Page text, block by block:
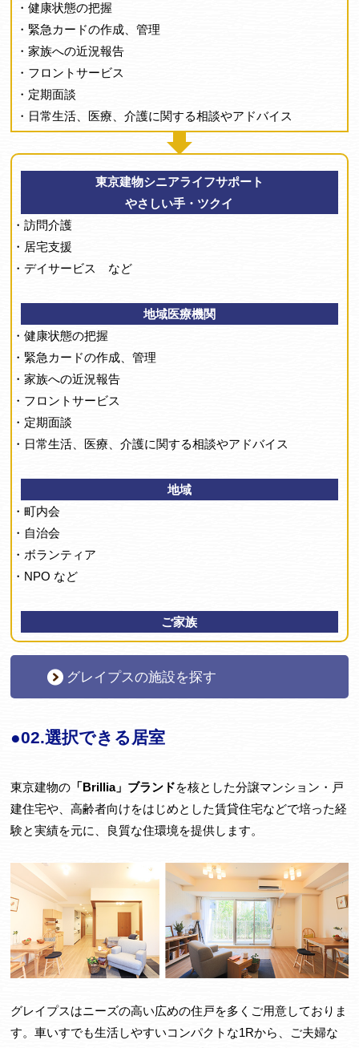
・健康状態の把握
・緊急カードの作成、管理
・家族への近況報告
・フロントサービス
・定期面談
・日常生活、医療、介護に関する相談やアドバイス
東京建物シニアライフサポート
やさしい手・ツクイ
・訪問介護
・居宅支援
・デイサービス など
地域医療機関
・健康状態の把握
・緊急カードの作成、管理
・家族への近況報告
・フロントサービス
・定期面談
・日常生活、医療、介護に関する相談やアドバイス
地域
・町内会
・自治会
・ボランティア
・NPO など
ご家族
グレイプスの施設を探す
●02.選択できる居室
東京建物の 「Brillia」ブランドを核とした分譲マンション・戸
建住宅や、高齢者向けをはじめとした賃貸住宅などで培った経
験と実績を元に、良質な住環境を提供します。
グレイプスはニーズの高い広めの住戸を多くご用意しておりま
す。車いすでも生活しやすいコンパクトな1Rから、ご夫婦な